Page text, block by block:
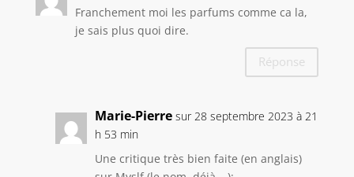
Franchement moi les parfums comme ca la,
je sais plus quoi dire.
Réponse
Marie-Pierre sur 28 septembre 2023 à 21
h 53 min
Une critique très bien faite (en anglais)